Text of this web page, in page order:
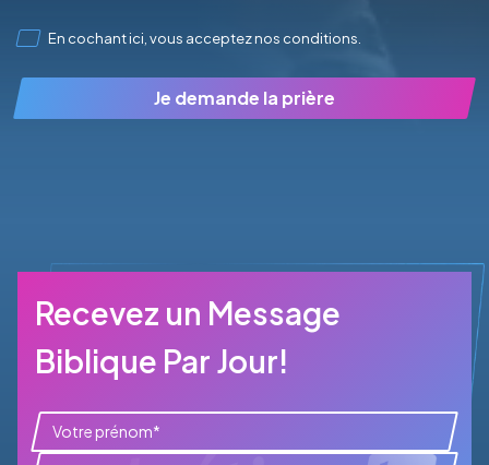
En cochant ici, vous accepteznos conditions
Je demande la prière
Recevez un Message
Biblique Par Jour!